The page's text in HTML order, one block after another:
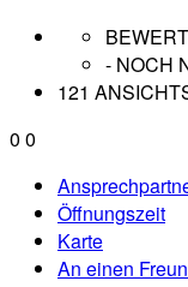
- NOCH
121
0 0
Öffnungszeit
Karte
An einen